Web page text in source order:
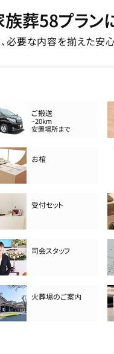
族葬58プラン
必要な内容を揃えた安
ご搬送
~20km
安置場所まで
お棺
受付セット
司会スタッフ
火葬場のご案内